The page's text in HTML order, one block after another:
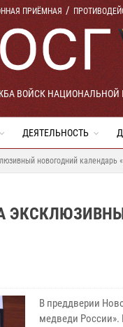
ПРИЁМНАЯ
ВОЙСК НАЦИОНАЛЬНОЙ
ДЕЯТЕЛЬНОСТЬ
новогодний
В преддверии
медведи России».